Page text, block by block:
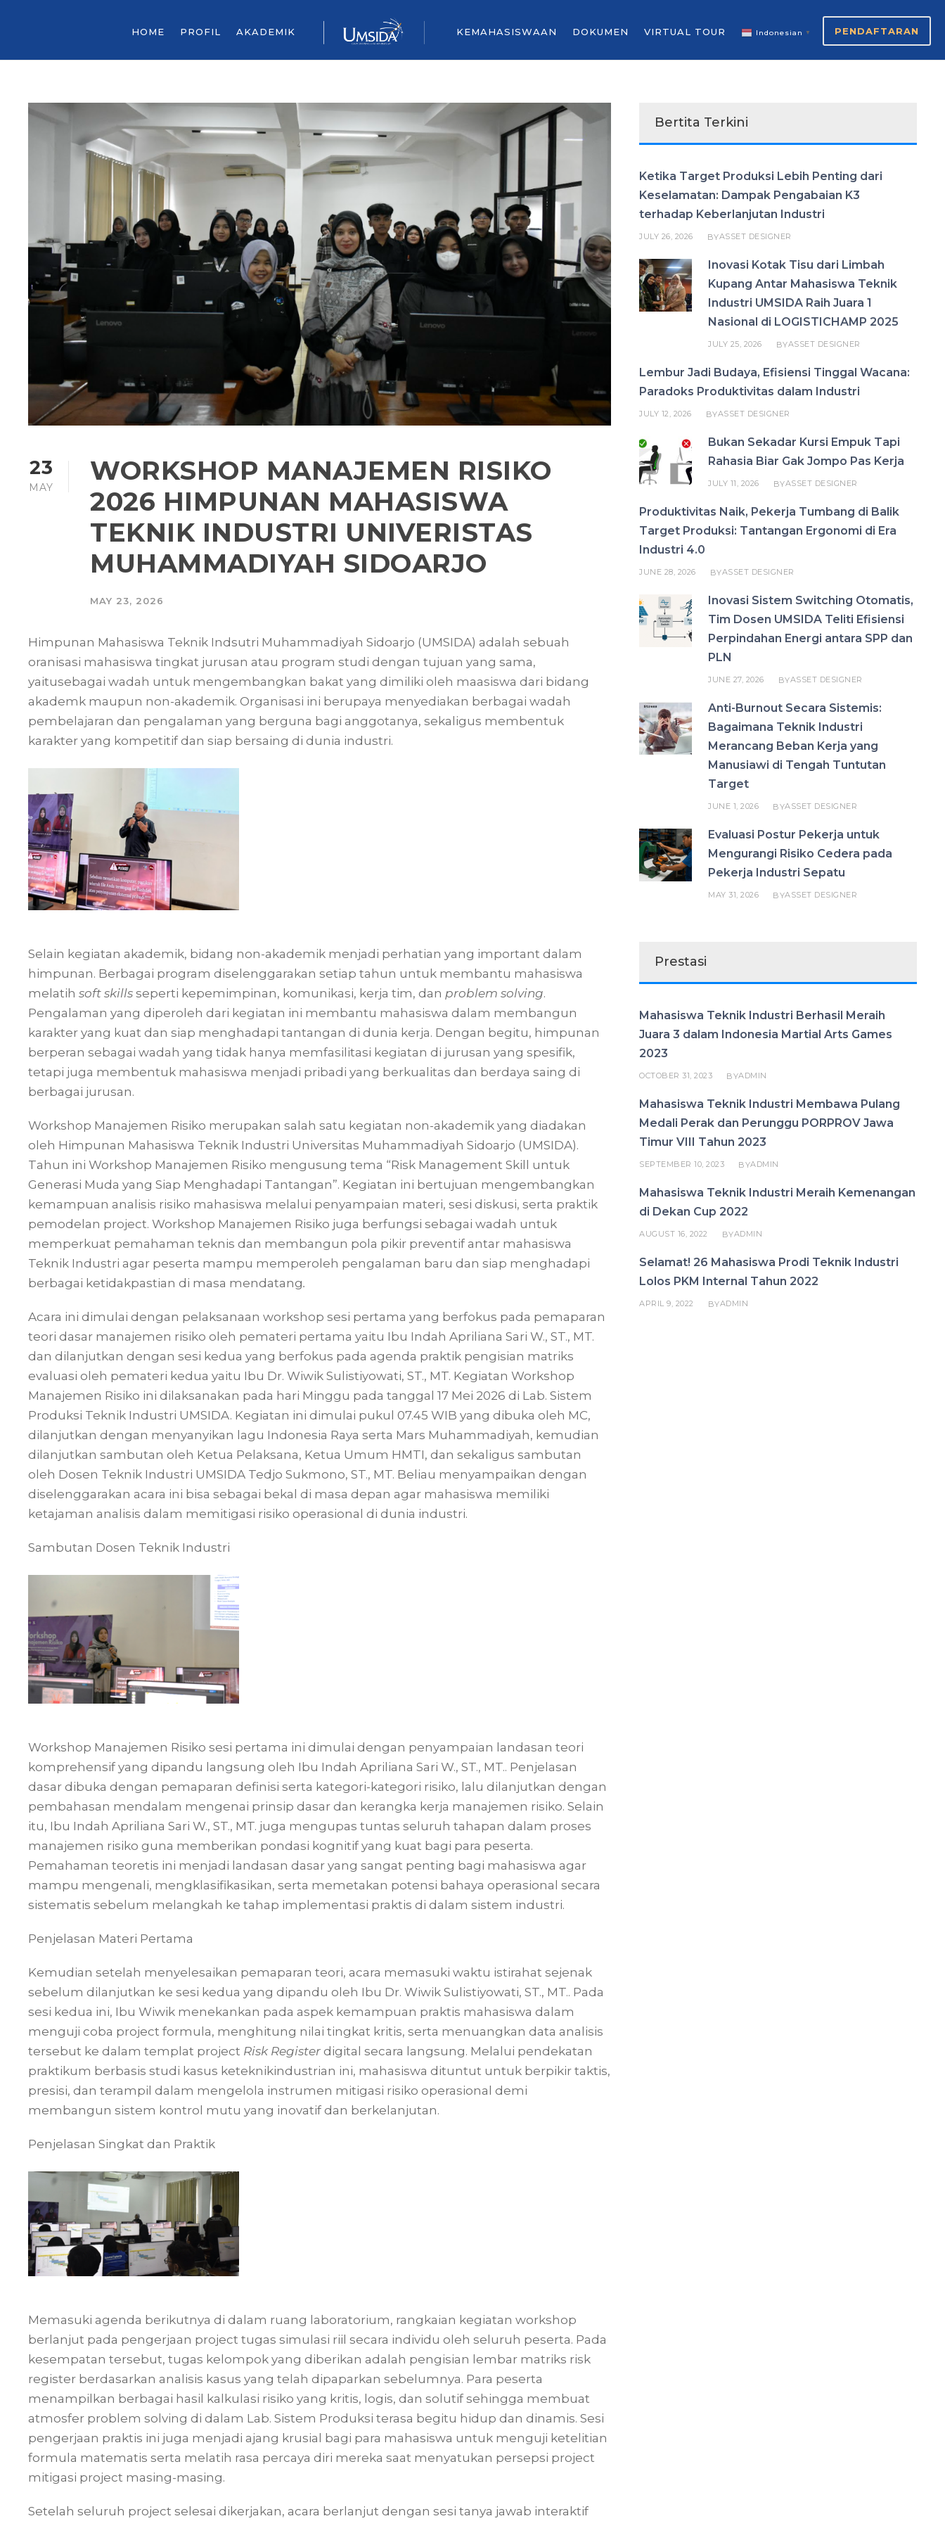
HOME PROFIL AKADEMIK KEMAHASISWAAN DOKUMEN VIRTUAL TOUR Indonesian ▼ PENDAFTARAN
23
MAY
WORKSHOP MANAJEMEN RISIKO
2026 HIMPUNAN MAHASISWA
TEKNIK INDUSTRI UNIVERISTAS
MUHAMMADIYAH SIDOARJO
MAY 23, 2026
Himpunan Mahasiswa Teknik Indsutri Muhammadiyah Sidoarjo (UMSIDA) adalah sebuah
oranisasi mahasiswa tingkat jurusan atau program studi dengan tujuan yang sama,
yaitusebagai wadah untuk mengembangkan bakat yang dimiliki oleh maasiswa dari bidang
akademk maupun non-akademik. Organisasi ini berupaya menyediakan berbagai wadah
pembelajaran dan pengalaman yang berguna bagi anggotanya, sekaligus membentuk
karakter yang kompetitif dan siap bersaing di dunia industri.
Selain kegiatan akademik, bidang non-akademik menjadi perhatian yang important dalam
himpunan. Berbagai program diselenggarakan setiap tahun untuk membantu mahasiswa
melatih soft skills seperti kepemimpinan, komunikasi, kerja tim, dan problem solving.
Pengalaman yang diperoleh dari kegiatan ini membantu mahasiswa dalam membangun
karakter yang kuat dan siap menghadapi tantangan di dunia kerja. Dengan begitu, himpunan
berperan sebagai wadah yang tidak hanya memfasilitasi kegiatan di jurusan yang spesifik,
tetapi juga membentuk mahasiswa menjadi pribadi yang berkualitas dan berdaya saing di
berbagai jurusan.
Workshop Manajemen Risiko merupakan salah satu kegiatan non-akademik yang diadakan
oleh Himpunan Mahasiswa Teknik Industri Universitas Muhammadiyah Sidoarjo (UMSIDA).
Tahun ini Workshop Manajemen Risiko mengusung tema “Risk Management Skill untuk
Generasi Muda yang Siap Menghadapi Tantangan”. Kegiatan ini bertujuan mengembangkan
kemampuan analisis risiko mahasiswa melalui penyampaian materi, sesi diskusi, serta praktik
pemodelan project. Workshop Manajemen Risiko juga berfungsi sebagai wadah untuk
memperkuat pemahaman teknis dan membangun pola pikir preventif antar mahasiswa
Teknik Industri agar peserta mampu memperoleh pengalaman baru dan siap menghadapi
berbagai ketidakpastian di masa mendatang.
Acara ini dimulai dengan pelaksanaan workshop sesi pertama yang berfokus pada pemaparan
teori dasar manajemen risiko oleh pemateri pertama yaitu Ibu Indah Apriliana Sari W., ST., MT.
dan dilanjutkan dengan sesi kedua yang berfokus pada agenda praktik pengisian matriks
evaluasi oleh pemateri kedua yaitu Ibu Dr. Wiwik Sulistiyowati, ST., MT. Kegiatan Workshop
Manajemen Risiko ini dilaksanakan pada hari Minggu pada tanggal 17 Mei 2026 di Lab. Sistem
Produksi Teknik Industri UMSIDA. Kegiatan ini dimulai pukul 07.45 WIB yang dibuka oleh MC,
dilanjutkan dengan menyanyikan lagu Indonesia Raya serta Mars Muhammadiyah, kemudian
dilanjutkan sambutan oleh Ketua Pelaksana, Ketua Umum HMTI, dan sekaligus sambutan
oleh Dosen Teknik Industri UMSIDA Tedjo Sukmono, ST., MT. Beliau menyampaikan dengan
diselenggarakan acara ini bisa sebagai bekal di masa depan agar mahasiswa memiliki
ketajaman analisis dalam memitigasi risiko operasional di dunia industri.
Sambutan Dosen Teknik Industri
Workshop Manajemen Risiko sesi pertama ini dimulai dengan penyampaian landasan teori
komprehensif yang dipandu langsung oleh Ibu Indah Apriliana Sari W., ST., MT.. Penjelasan
dasar dibuka dengan pemaparan definisi serta kategori-kategori risiko, lalu dilanjutkan dengan
pembahasan mendalam mengenai prinsip dasar dan kerangka kerja manajemen risiko. Selain
itu, Ibu Indah Apriliana Sari W., ST., MT. juga mengupas tuntas seluruh tahapan dalam proses
manajemen risiko guna memberikan pondasi kognitif yang kuat bagi para peserta.
Pemahaman teoretis ini menjadi landasan dasar yang sangat penting bagi mahasiswa agar
mampu mengenali, mengklasifikasikan, serta memetakan potensi bahaya operasional secara
sistematis sebelum melangkah ke tahap implementasi praktis di dalam sistem industri.
Penjelasan Materi Pertama
Kemudian setelah menyelesaikan pemaparan teori, acara memasuki waktu istirahat sejenak
sebelum dilanjutkan ke sesi kedua yang dipandu oleh Ibu Dr. Wiwik Sulistiyowati, ST., MT.. Pada
sesi kedua ini, Ibu Wiwik menekankan pada aspek kemampuan praktis mahasiswa dalam
menguji coba project formula, menghitung nilai tingkat kritis, serta menuangkan data analisis
tersebut ke dalam templat project Risk Register digital secara langsung. Melalui pendekatan
praktikum berbasis studi kasus keteknikindustrian ini, mahasiswa dituntut untuk berpikir taktis,
presisi, dan terampil dalam mengelola instrumen mitigasi risiko operasional demi
membangun sistem kontrol mutu yang inovatif dan berkelanjutan.
Penjelasan Singkat dan Praktik
Memasuki agenda berikutnya di dalam ruang laboratorium, rangkaian kegiatan workshop
berlanjut pada pengerjaan project tugas simulasi riil secara individu oleh seluruh peserta. Pada
kesempatan tersebut, tugas kelompok yang diberikan adalah pengisian lembar matriks risk
register berdasarkan analisis kasus yang telah dipaparkan sebelumnya. Para peserta
menampilkan berbagai hasil kalkulasi risiko yang kritis, logis, dan solutif sehingga membuat
atmosfer problem solving di dalam Lab. Sistem Produksi terasa begitu hidup dan dinamis. Sesi
pengerjaan praktis ini juga menjadi ajang krusial bagi para mahasiswa untuk menguji ketelitian
formula matematis serta melatih rasa percaya diri mereka saat menyatukan persepsi project
mitigasi project masing-masing.
Setelah seluruh project selesai dikerjakan, acara berlanjut dengan sesi tanya jawab interaktif
Bertita Terkini
Ketika Target Produksi Lebih Penting dari
Keselamatan: Dampak Pengabaian K3
terhadap Keberlanjutan Industri
JULY 26, 2026 BYASSET DESIGNER
Inovasi Kotak Tisu dari Limbah
Kupang Antar Mahasiswa Teknik
Industri UMSIDA Raih Juara 1
Nasional di LOGISTICHAMP 2025
JULY 25, 2026 BYASSET DESIGNER
Lembur Jadi Budaya, Efisiensi Tinggal Wacana:
Paradoks Produktivitas dalam Industri
JULY 12, 2026 BYASSET DESIGNER
Bukan Sekadar Kursi Empuk Tapi
Rahasia Biar Gak Jompo Pas Kerja
JULY 11, 2026 BYASSET DESIGNER
Produktivitas Naik, Pekerja Tumbang di Balik
Target Produksi: Tantangan Ergonomi di Era
Industri 4.0
JUNE 28, 2026 BYASSET DESIGNER
Inovasi Sistem Switching Otomatis,
Tim Dosen UMSIDA Teliti Efisiensi
Perpindahan Energi antara SPP dan
PLN
JUNE 27, 2026 BYASSET DESIGNER
Anti-Burnout Secara Sistemis:
Bagaimana Teknik Industri
Merancang Beban Kerja yang
Manusiawi di Tengah Tuntutan
Target
JUNE 1, 2026 BYASSET DESIGNER
Evaluasi Postur Pekerja untuk
Mengurangi Risiko Cedera pada
Pekerja Industri Sepatu
MAY 31, 2026 BYASSET DESIGNER
Prestasi
Mahasiswa Teknik Industri Berhasil Meraih
Juara 3 dalam Indonesia Martial Arts Games
2023
OCTOBER 31, 2023 BYADMIN
Mahasiswa Teknik Industri Membawa Pulang
Medali Perak dan Perunggu PORPROV Jawa
Timur VIII Tahun 2023
SEPTEMBER 10, 2023 BYADMIN
Mahasiswa Teknik Industri Meraih Kemenangan
di Dekan Cup 2022
AUGUST 16, 2022 BYADMIN
Selamat! 26 Mahasiswa Prodi Teknik Industri
Lolos PKM Internal Tahun 2022
APRIL 9, 2022 BYADMIN